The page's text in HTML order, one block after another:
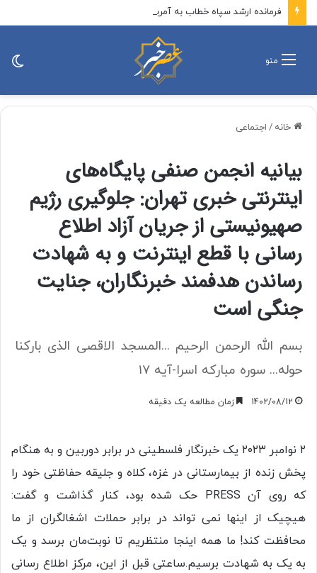
منو
خانه / اجتماعی
بیانیه انجمن صنفی پایگاه‌های
اینترنتی خبری تهران: جلوگیری رژیم
صهیونیستی از جریان آزاد اطلاع
رسانی با قطع اینترنت و به شهادت
رساندن هدفمند خبرنگاران، جنایت
جنگی است
بسم الله الرحمن الرحیم ...المسجد الاقصی الذی بارکنا
حوله... سوره مبارکه اسرا-آیه ۱۷
1402/08/12 زمان مطالعه یک دقیقه
۲ نوامبر ۲۰۲۳ یک خبرنگار فلسطینی در برابر دوربین و به هنگام
پخش زنده از بیمارستانی در غزه، کلاه و جلیقه حفاظتی خود را
که روی آن PRESS حک شده بود، کنار گذاشت و گفت:
هیچیک از اینها نمی تواند در برابر حملات اشغالگران از ما
محافظت کند! ما همه اینجا منتظریم تا نوبت‌مان برسد و یک
به یک به شهادت برسیم.ساعتی قبل از این، مرکز اطلاع رسانی